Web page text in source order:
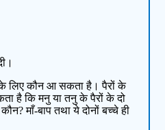
लिए कौन आ सकता है। पैरों के
है कि मनु या तनु के पैरों के दो
माँ-बाप तथा ये दोनों बच्चे ही